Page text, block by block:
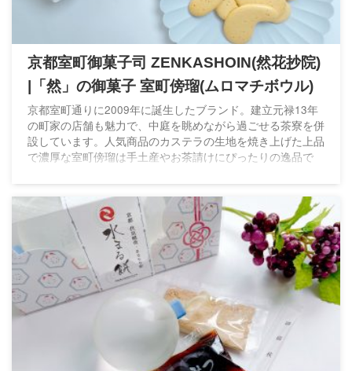
京都室町御菓子司 ZENKASHOIN(然花抄院)
|「然」の御菓子 室町傍瑠(ムロマチボウル)
京都室町通りに2009年に誕生したブランド。建立元禄13年
の町家の店舗も魅力で、中庭を眺めながら過ごせる茶寮を併
設しています。人気商品のカステラの生地を焼き上げた上品
で濃厚な室町傍瑠は手土産やお茶請けにぴったりの逸品で